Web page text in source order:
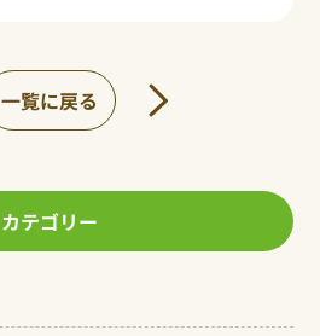
一覧に戻る
カテゴリー